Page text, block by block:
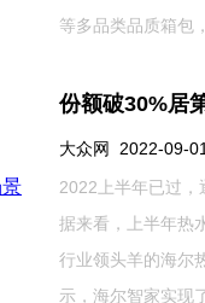
等多品类品质箱包
份额破30%居
大众网 2022-09-
2022上半年已过
据来看，上半年热
行业领头羊的海尔
示，海尔智家实现